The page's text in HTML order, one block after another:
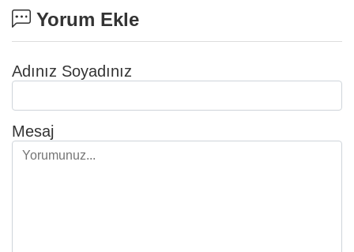
Yorum Ekle
Adınız Soyadınız
Mesaj